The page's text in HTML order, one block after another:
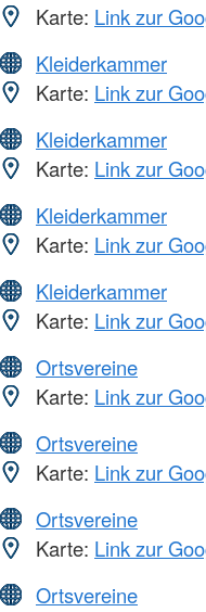
Karte: Link zur
Kleiderkammer
Karte: Link zur
Kleiderkammer
Karte: Link zur
Kleiderkammer
Karte: Link zur
Kleiderkammer
Karte: Link zur
Ortsvereine
Karte: Link zur
Ortsvereine
Karte: Link zur
Ortsvereine
Karte: Link zur
Ortsvereine